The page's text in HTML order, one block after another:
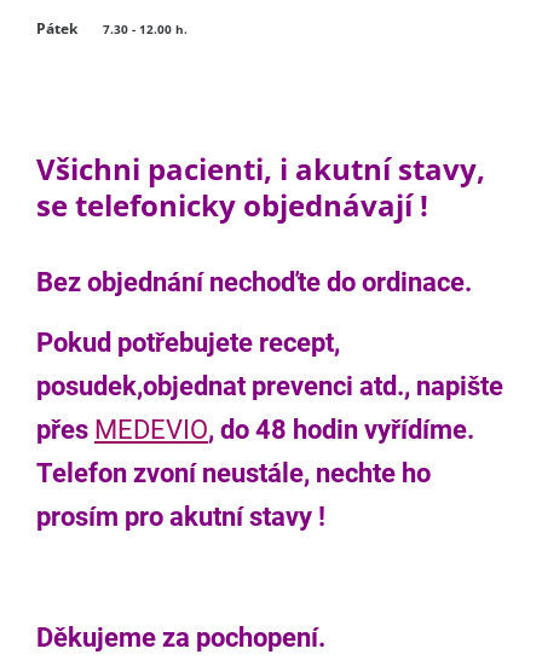
Pátek 7.30 - 12.00 h.
Všichni pacienti, i akutní stavy,
se telefonicky objednávají !
Bez objednání nechoďte do ordinace.
Pokud potřebujete recept,
posudek,objednat prevenci atd., napište
přes MEDEVIO, do 48 hodin vyřídíme.
Telefon zvoní neustále, nechte ho
prosím pro akutní stavy !
Děkujeme za pochopení.